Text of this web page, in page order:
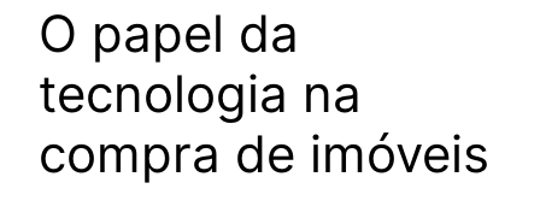
O papel da
tecnologia na
compra de imóveis